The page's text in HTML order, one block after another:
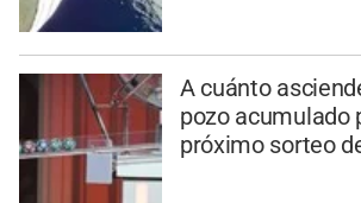
A cuánto
pozo acumulado
próximo sorteo